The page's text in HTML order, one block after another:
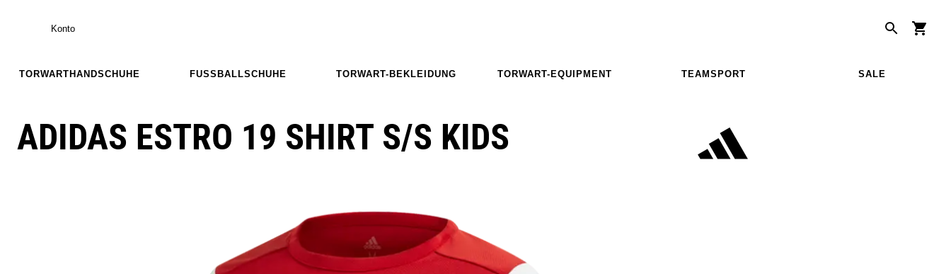
Konto
TORWARTHANDSCHUHE FUSSBALLSCHUHE TORWART-BEKLEIDUNG TORWART-EQUIPMENT TEAMSPORT SALE
ADIDAS ESTRO 19 SHIRT S/S KIDS